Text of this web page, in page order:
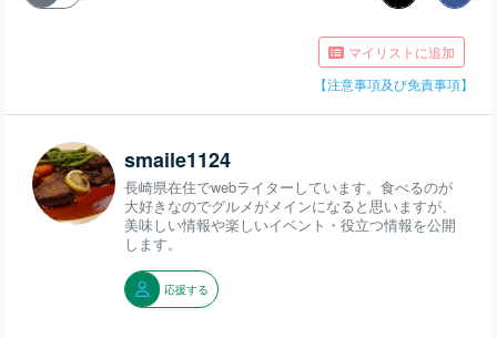
マイリストに追加
【注意事項及び免責事項】
smaile1124
長崎県在住でwebライターしています。食べるのが
大好きなのでグルメがメインになると思いますが、
美味しい情報や楽しいイベント・役立つ情報を公開
します。
応援する